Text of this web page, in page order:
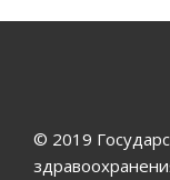
© 2019